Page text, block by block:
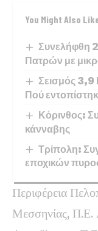
You Might Also
Συνελήφθη
Πατρών με
Σεισμός 3,9
Πού
Κόρινθος:
κάνναβης
Τρίπολη:
εποχικών
Περιφέρεια
Μεσσηνίας, Π.Ε.